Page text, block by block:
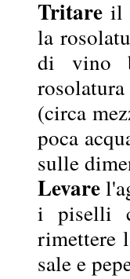
Tritare il
la
di vino
(circa
poca
sulle
Levare
i piselli
rimettere
sale e